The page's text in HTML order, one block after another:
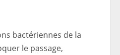
bactériennes de la
le passage,